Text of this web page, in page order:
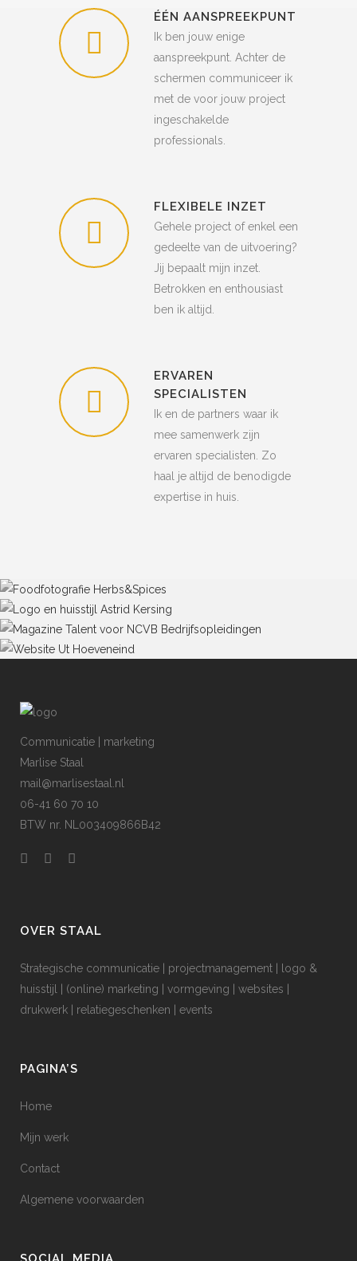
ÉÉN AANSPREEKPUNT
Ik ben jouw enige
aanspreekpunt. Achter de
schermen communiceer ik
met de voor jouw project
ingeschakelde
professionals.
FLEXIBELE INZET
Gehele project of enkel een
gedeelte van de uitvoering?
Jij bepaalt mijn inzet.
Betrokken en enthousiast
ben ik altijd.
ERVAREN
SPECIALISTEN
Ik en de partners waar ik
mee samenwerk zijn
ervaren specialisten. Zo
haal je altijd de benodigde
expertise in huis.
Communicatie | marketing
Marlise Staal
mail@marlisestaal.nl
06-41 60 70 10
BTW nr. NL003409866B42
OVER STAAL
Strategische communicatie | projectmanagement | logo &
huisstijl | (online) marketing | vormgeving | websites |
drukwerk | relatiegeschenken | events
PAGINA’S
Home
Mijn werk
Contact
Algemene voorwaarden